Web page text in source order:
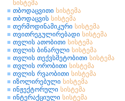
სისტემა
თბოდაცვითი სისტემა
თბოდაცვის სისტემა
თერმოდინამიკური სისტემა
თვითრეგულირებადი სისტემა
თვლის ათობითი სისტემა
თვლის ბინარული სისტემა
თვლის თექვსმეტობითი სისტემა
თვლის ორობითი სისტემა
თვლის რვაობითი სისტემა
იზოლირებული სისტემა
ინჟექტორული სისტემა
ინტერაქციული სისტემა